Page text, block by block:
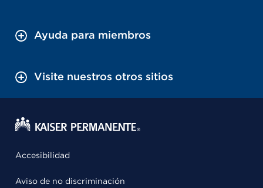
Ayuda para miembros
Visite nuestros otros sitios
Accesibilidad
Aviso de no discriminación